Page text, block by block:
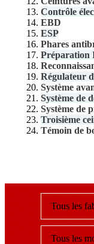
Contrôle
EBD
ESP
Phares
Préparation
Régulateur
Système
Système de
Système de
Troisième
Témoin de